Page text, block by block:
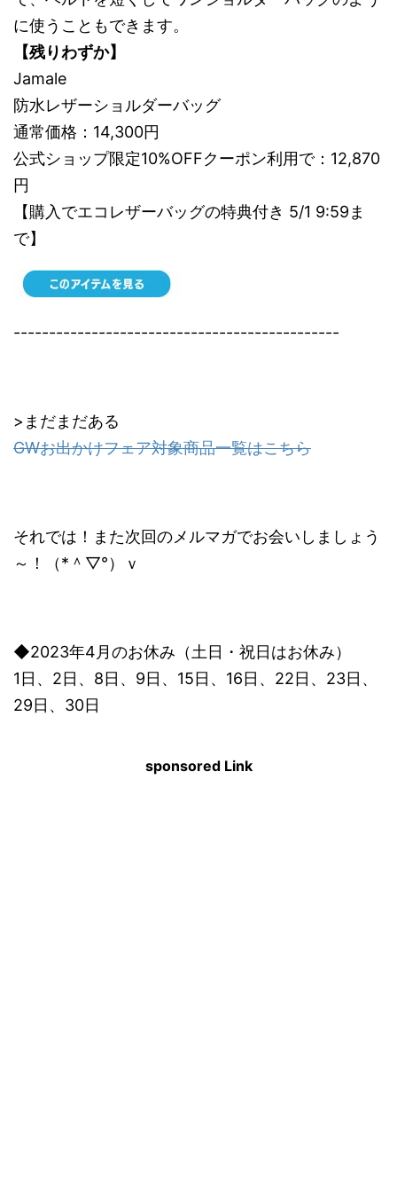
に使うこともできます。
【残りわずか】
Jamale
防水レザーショルダーバッグ
通常価格：14,300円
公式ショップ限定10%OFFクーポン利用で：12,870
円
【購入でエコレザーバッグの特典付き 5/1 9:59ま
で】
----------------------------------------------
>まだまだある
GWお出かけフェア対象商品一覧はこちら
それでは！また次回のメルマガでお会いしましょう
～！（*＾▽°）ｖ
◆2023年4月のお休み（土日・祝日はお休み）
1日、2日、8日、9日、15日、16日、22日、23日、
29日、30日
sponsored Link